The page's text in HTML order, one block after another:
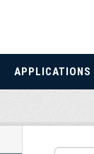
APPLICATIONS